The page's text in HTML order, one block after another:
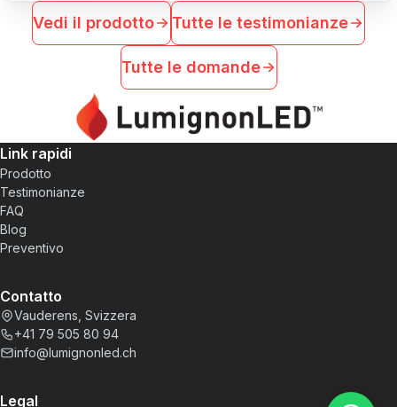
Vedi il prodotto Tutte le testimonianze
Tutte le domande
Link rapidi
Prodotto
Testimonianze
FAQ
Blog
Preventivo
Contatto
Vauderens, Svizzera
+41 79 505 80 94
info@lumignonled.ch
Legal